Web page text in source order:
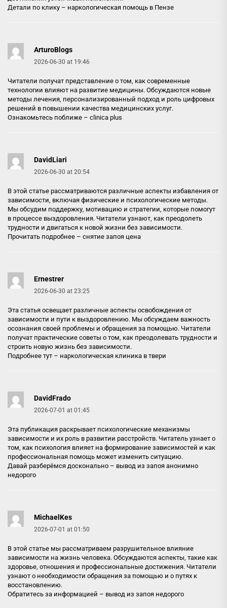
Детали по клику – наркологическая помощь в Пензе
ArturoBlogs
2026-06-30 at 19:46
Читатели получат представление о том, как современные
технологии влияют на развитие медицины. Обсуждаются новые
методы лечения, персонализированный подход и роль цифровых
решений в повышении качества медицинских услуг.
Ознакомьтесь поближе – clinica plus
DavidLiari
2026-06-30 at 20:54
В этой статье рассматриваются различные аспекты избавления от
зависимости, включая физические и психологические методы.
Мы обсудим поддержку, мотивацию и стратегии, которые помогут
в процессе выздоровления. Читатели узнают, как преодолеть
трудности и двигаться к новой жизни без зависимости.
Прочитать подробнее – снятие запоя цена
Ernestrer
2026-06-30 at 23:25
Эта статья освещает различные аспекты освобождения от
зависимости и пути к выздоровлению. Мы обсуждаем важность
осознания своей проблемы и обращения за помощью. Читатели
получат практические советы о том, как преодолевать трудности и
строить новую жизнь без зависимости.
Подробнее тут – наркологическая клиника в твери
DavidFrado
2026-07-01 at 01:45
Эта публикация раскрывает психологические механизмы
зависимости и их роль в развитии расстройств. Читатель узнает о
том, как психология влияет на формирование зависимостей и как
профессиональная помощь может изменить ситуацию.
Давай разберёмся досконально – вывод из запоя анонимно
недорого
MichaelKes
2026-07-01 at 01:50
В этой статье мы рассматриваем разрушительное влияние
зависимости на жизнь человека. Обсуждаются аспекты, такие как
здоровье, отношения и профессиональные достижения. Читатели
узнают о необходимости обращения за помощью и о путях к
восстановлению.
Обратитесь за информацией – вывод из запоя недорого